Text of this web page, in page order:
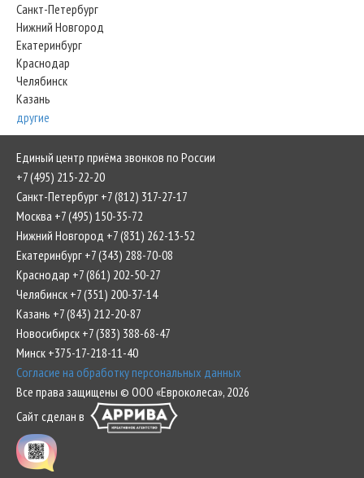
Санкт-Петербург
Нижний Новгород
Екатеринбург
Краснодар
Челябинск
Казань
другие
Единый центр приёма звонков по России
+7 (495) 215-22-20
Санкт-Петербург +7 (812) 317-27-17
Москва +7 (495) 150-35-72
Нижний Новгород +7 (831) 262-13-52
Екатеринбург +7 (343) 288-70-08
Краснодар +7 (861) 202-50-27
Челябинск +7 (351) 200-37-14
Казань +7 (843) 212-20-87
Новосибирск +7 (383) 388-68-47
Минск +375-17-218-11-40
Согласие на обработку персональных данных
Все права защищены © ООО «Евроколеса», 2026
Сайт сделан в